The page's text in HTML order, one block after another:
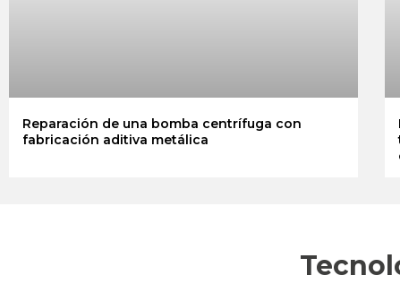
Reparación de una bomba centrífuga con
fabricación aditiva metálica